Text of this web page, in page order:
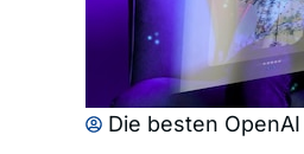
Die besten